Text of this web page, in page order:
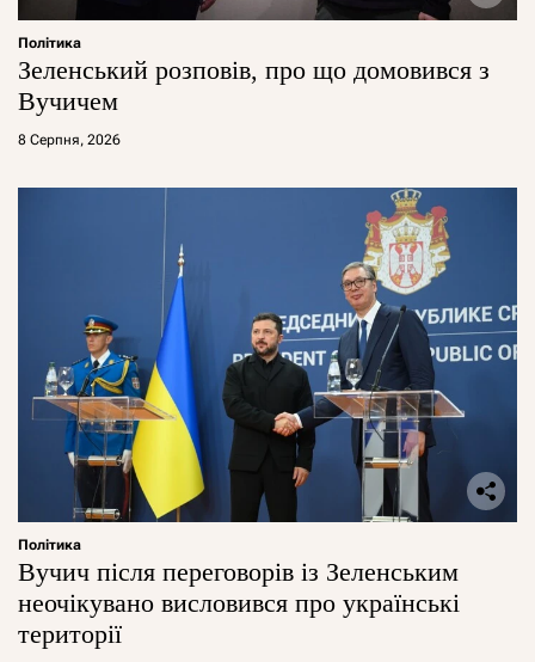
Політика
Зеленський розповів, про що домовився з
Вучичем
8 Серпня, 2026
Політика
Вучич після переговорів із Зеленським
неочікувано висловився про українські
території